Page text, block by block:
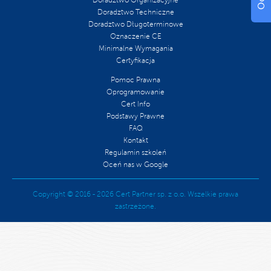
Doradztwo Techniczne
Doradztwo Długoterminowe
Oznaczenie CE
Minimalne Wymagania
Certyfikacja
Pomoc Prawna
Oprogramowanie
Cert Info
Podstawy Prawne
FAQ
Kontakt
Regulamin szkoleń
Oceń nas w Google
Copyright © 2016 - 2026 Cert Partner sp. z o.o. Wszelkie prawa
zastrzeżone.